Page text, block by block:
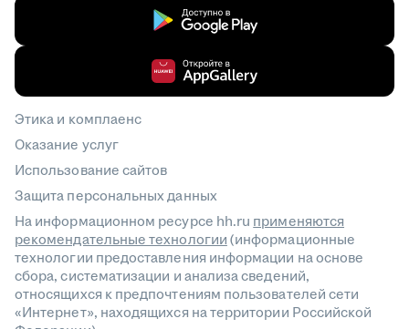
Этика и комплаенс
Оказание услуг
Использование сайтов
Защита персональных данных
На информационном ресурсе hh.ru применяются
рекомендательные технологии(информационные
технологии предоставления информации на основе
сбора, систематизации и анализа сведений,
относящихся к предпочтениям пользователей сети
«Интернет», находящихся на территории Российской